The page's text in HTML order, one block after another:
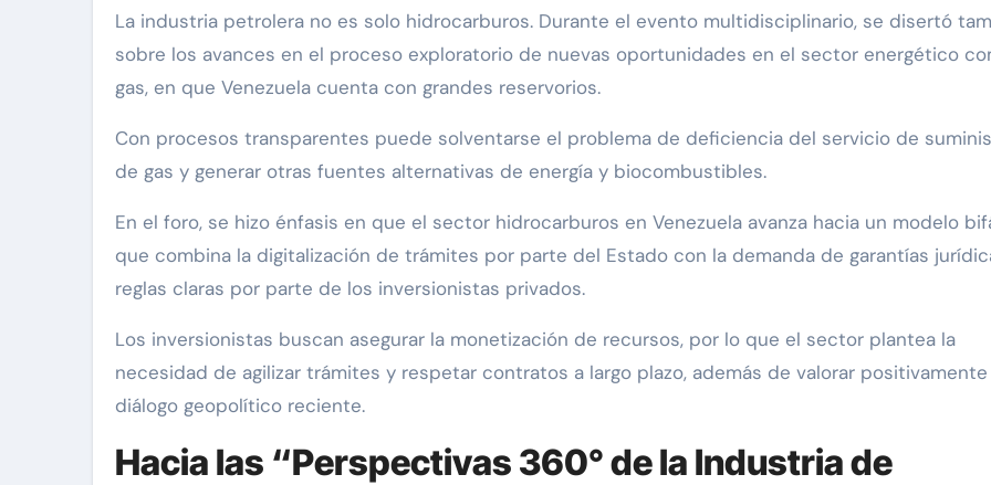
La industria petrolera no es solo hidrocarburos. Durante el evento multidisciplinario, se disertó
sobre los avances en el proceso exploratorio de nuevas oportunidades en el sector energético
gas, en que Venezuela cuenta con grandes reservorios.
Con procesos transparentes puede solventarse el problema de deficiencia del servicio de
de gas y generar otras fuentes alternativas de energía y biocombustibles.
En el foro, se hizo énfasis en que el sector hidrocarburos en Venezuela avanza hacia un modelo
que combina la digitalización de trámites por parte del Estado con la demanda de garantías
reglas claras por parte de los inversionistas privados.
Los inversionistas buscan asegurar la monetización de recursos, por lo que el sector plantea la
necesidad de agilizar trámites y respetar contratos a largo plazo, además de valorar positivamente
diálogo geopolítico reciente.
Hacia las “Perspectivas 360° de la Industria de